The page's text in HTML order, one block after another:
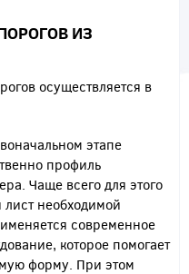
ИЗ
осуществляется в
этапе
профиль
Чаще всего для этого
необходимой
современное
которое помогает
форму. При этом